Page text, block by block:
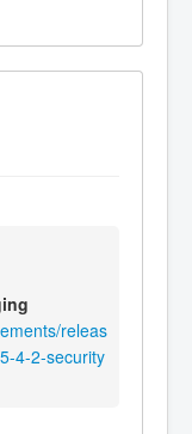
releas
4-2-security